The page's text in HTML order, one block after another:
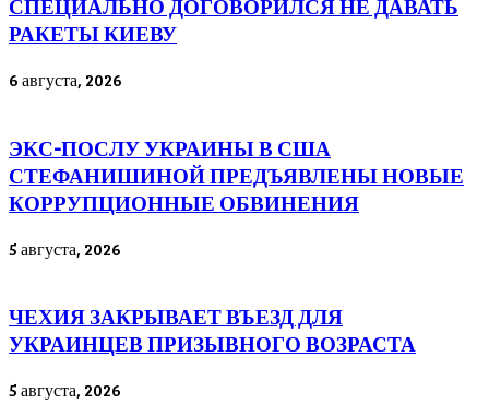
СПЕЦИАЛЬНО ДОГОВОРИЛСЯ НЕ ДАВАТЬ
РАКЕТЫ КИЕВУ
6 августа, 2026
ЭКС-ПОСЛУ УКРАИНЫ В США
СТЕФАНИШИНОЙ ПРЕДЪЯВЛЕНЫ НОВЫЕ
КОРРУПЦИОННЫЕ ОБВИНЕНИЯ
5 августа, 2026
ЧЕХИЯ ЗАКРЫВАЕТ ВЪЕЗД ДЛЯ
УКРАИНЦЕВ ПРИЗЫВНОГО ВОЗРАСТА
5 августа, 2026